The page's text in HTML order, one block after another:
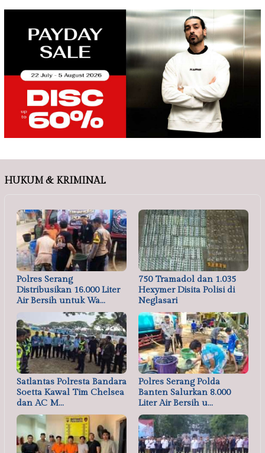
HUKUM & KRIMINAL
Polres Serang
Distribusikan 16.000 Liter
Air Bersih untuk Wa…
750 Tramadol dan 1.035
Hexymer Disita Polisi di
Neglasari
Satlantas Polresta Bandara
Soetta Kawal Tim Chelsea
dan AC M…
Polres Serang Polda
Banten Salurkan 8.000
Liter Air Bersih u…